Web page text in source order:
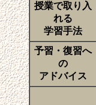
授業で取り入
れる
学習手法
予習・復習へ
の
アドバイス